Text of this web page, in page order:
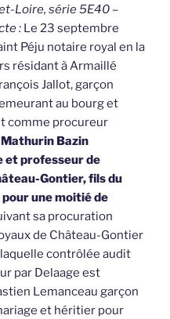
Loire, série 5E40 –
: Le 23 septembre
Péju notaire royal en la
résidant à Armaillé
Jallot, garçon
au bourg et
comme procureur
Bazin
et professeur de
Gontier, fils du
une moitié de
sa procuration
de Château-Gontier
contrôlée audit
par Delaage est
Lemanceau garçon
et héritier pour